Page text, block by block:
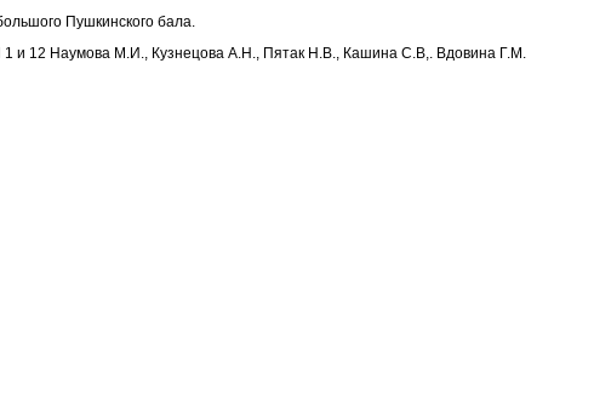
Пушкинского бала.
1 и 12 Наумова М.И., Кузнецова А.Н., Пятак Н.В., Кашина С.В,. Вдовина Г.М.